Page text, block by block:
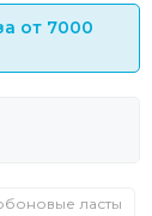
от 7000
ласты